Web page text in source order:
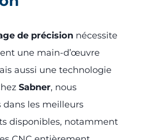
de précision nécessite
une main-d’œuvre
aussi une technologie
Sabner, nous
dans les meilleurs
disponibles, notamment